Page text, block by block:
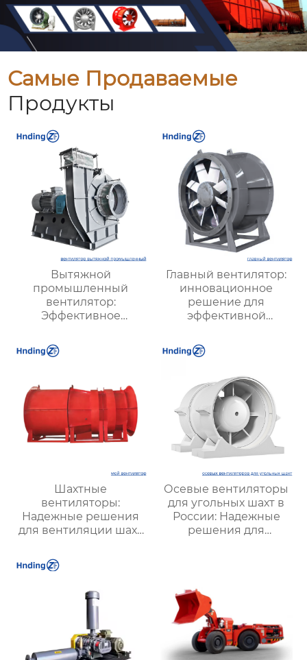
Самые Продаваемые
Продукты
Вытяжной
промышленный
вентилятор:
Эффективное
надежной вентиляции
Главный вентилятор:
инновационное
решение для
эффективной
оптимизации работы
Шахтные
вентиляторы:
Надежные решения
для вентиляции шахт
| Купить с доставкой
Осевые вентиляторы
для угольных шахт в
России: Надежные
решения для